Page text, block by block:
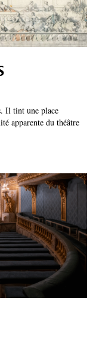
Il tint une place
apparente du théâtre